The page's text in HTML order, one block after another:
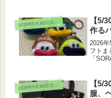
ット
2026年5月30日(土)31日(日)
【5/
作る
2026
フトま
「
ょっ
達。リ
2026年5月30日(土)31日(日)
【5/
服、